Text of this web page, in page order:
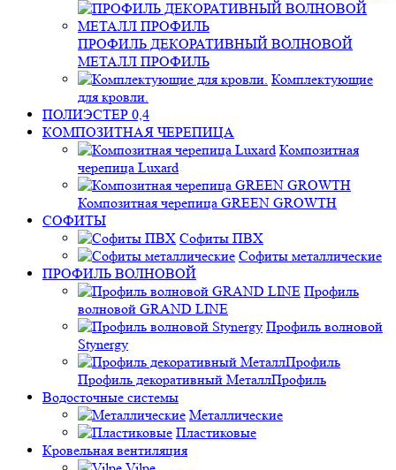
ПРОФИЛЬ ДЕКОРАТИВНЫЙ ВОЛНОВОЙ
МЕТАЛЛ ПРОФИЛЬ
Комплектующие
для кровли.
ПОЛИЭСТЕР 0,4
КОМПОЗИТНАЯ ЧЕРЕПИЦА
Композитная
черепица Luxard
Композитная черепица GREEN GROWTH
СОФИТЫ
Софиты ПВХ
Софиты металлические
ПРОФИЛЬ ВОЛНОВОЙ
Профиль
волновой GRAND LINE
Профиль волновой
Stynergy
Профиль декоративный МеталлПрофиль
Водосточные системы
Металлические
Пластиковые
Кровельная вентиляция